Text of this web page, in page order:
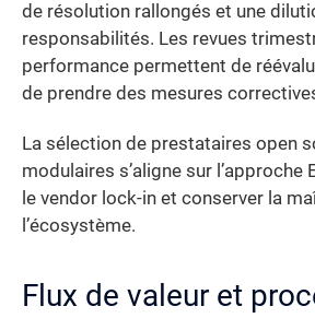
de résolution rallongés et une
responsabilités. Les revues
performance permettent de
de prendre des mesures
La sélection de prestataires open
modulaires s’aligne sur l’approche
le vendor lock-in et conserver la
l’écosystème.
Flux de valeur et